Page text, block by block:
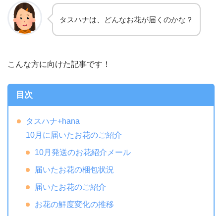
タスハナは、どんなお花が届くのかな？
こんな方に向けた記事です！
目次
タスハナ+hana
10月に届いたお花のご紹介
10月発送のお花紹介メール
届いたお花の梱包状況
届いたお花のご紹介
お花の鮮度変化の推移